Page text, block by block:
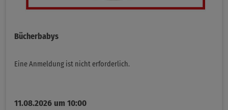
Bücherbabys
Eine Anmeldung ist nicht erforderlich.
11.08.2026 um 10:00